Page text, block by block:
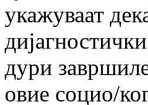
укажуваат
дури
овие социо/